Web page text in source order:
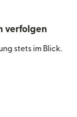
verfolgen
stets im Blick.